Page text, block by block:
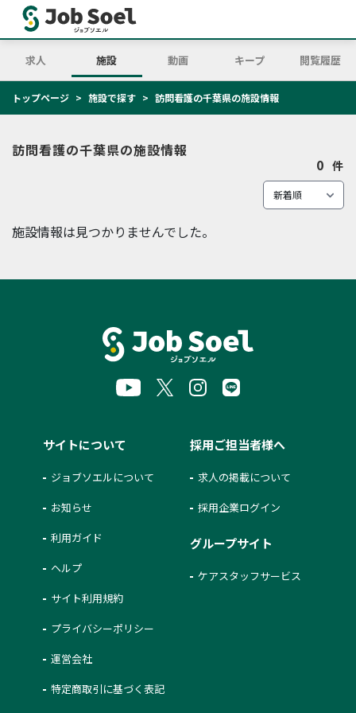
求人 施設 動画 キープ 閲覧履歴
トップページ 施設で探す 訪問看護の千葉県の施設情報
訪問看護の千葉県の施設情報
0 件
施設情報は見つかりませんでした。
サイトについて
ジョブソエルについて
お知らせ
利用ガイド
ヘルプ
サイト利用規約
プライバシーポリシー
運営会社
特定商取引に基づく表記
採用ご担当者様へ
求人の掲載について
採用企業ログイン
グループサイト
ケアスタッフサービス